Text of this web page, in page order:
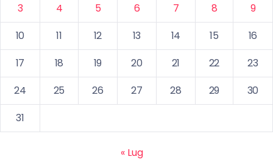
3
4 5 6 7 8
9
10
11 12 13 14 15
16
17
18 19 20 21 22
23
24
25 26 27 28 29
30
31
« Lug